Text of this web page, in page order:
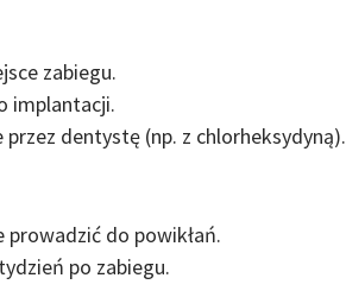
zabiegu.
implantacji.
dentystę (np. z chlorheksydyną).
prowadzić do powikłań.
po zabiegu.